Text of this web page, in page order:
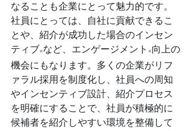
なることも企業にとって魅力的です。
社員にとっては、自社に貢献できるこ
とや、紹介が成功した場合のインセン
ティブ※ など、エンゲージメント ※ 向上の
機会にもなります。多くの企業がリフ
ァラル採用を制度化し、社員への周知
やインセンティブ設計、紹介プロセス
を明確にすることで、社員が積極的に
候補者を紹介しやすい環境を整備して